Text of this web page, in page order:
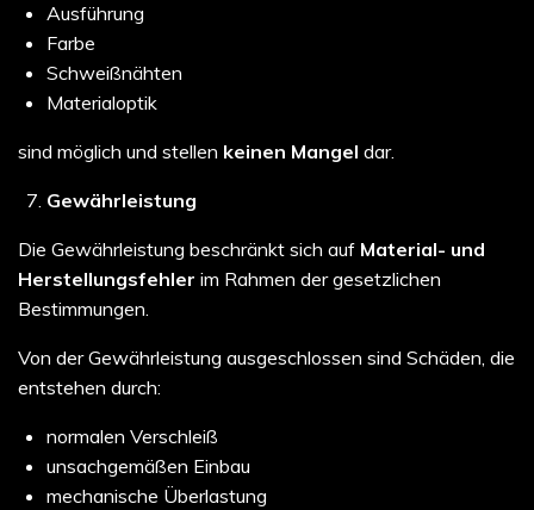
Ausführung
Farbe
Schweißnähten
Materialoptik
sind möglich und stellen keinen Mangel dar.
Gewährleistung
Die Gewährleistung beschränkt sich auf Material- und
Herstellungsfehler im Rahmen der gesetzlichen
Bestimmungen.
Von der Gewährleistung ausgeschlossen sind Schäden, die
entstehen durch:
normalen Verschleiß
unsachgemäßen Einbau
mechanische Überlastung